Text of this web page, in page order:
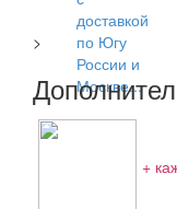
>
+